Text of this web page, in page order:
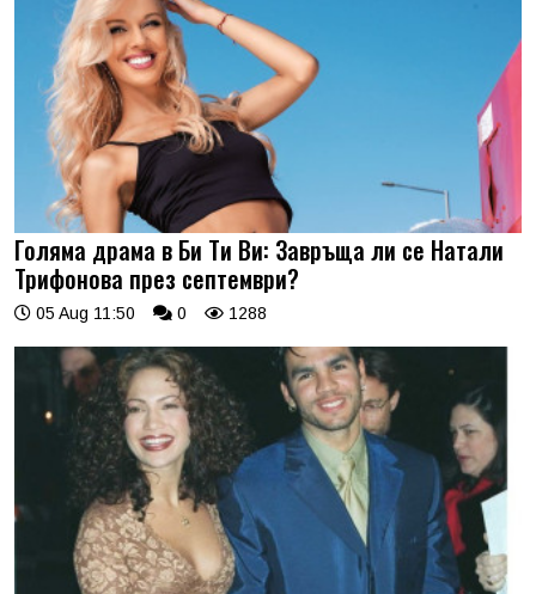
Голяма драма в Би Ти Ви: Завръща ли се Натали
Трифонова през септември?
05 Aug 11:50 0 1288